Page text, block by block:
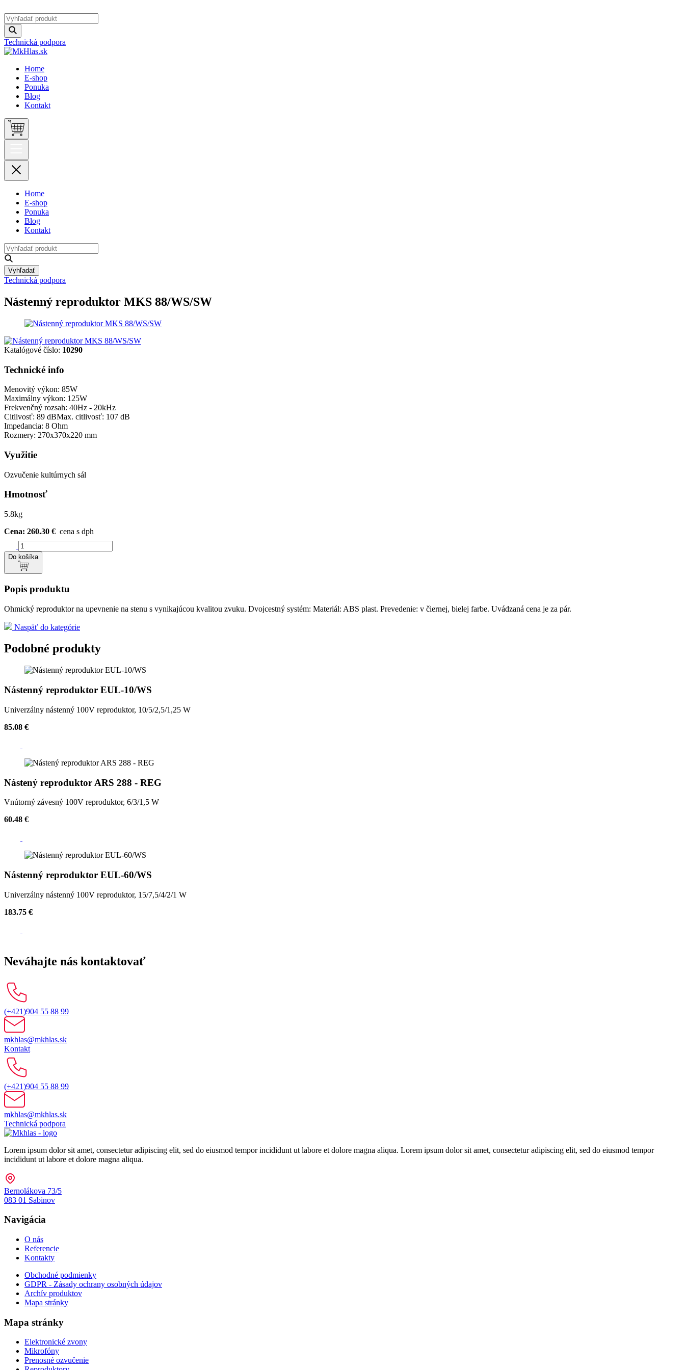
Technická podpora
Home
E-shop
Ponuka
Blog
Kontakt
Home
E-shop
Ponuka
Blog
Kontakt
Vyhľadať
Technická podpora
Nástenný reproduktor MKS 88/WS/SW
Katalógové číslo: 10290
Technické info
Menovitý výkon: 85W
Maximálny výkon: 125W
Frekvenčný rozsah: 40Hz - 20kHz
Citlivosť: 89 dBMax. citlivosť: 107 dB
Impedancia: 8 Ohm
Rozmery: 270x370x220 mm
Využitie
Ozvučenie kultúrnych sál
Hmotnosť
5.8kg
Cena: 260.30 € cena s dph
Do košíka
Popis produktu
Ohmický reproduktor na upevnenie na stenu s vynikajúcou kvalitou zvuku. Dvojcestný systém: Materiál: ABS plast. Prevedenie: v čiernej, bielej farbe. Uvádzaná cena je za pár.
Naspäť do kategórie
Podobné produkty
Nástenný reproduktor EUL-10/WS
Univerzálny nástenný 100V reproduktor, 10/5/2,5/1,25 W
85.08 €
Nástený reproduktor ARS 288 - REG
Vnútorný závesný 100V reproduktor, 6/3/1,5 W
60.48 €
Nástenný reproduktor EUL-60/WS
Univerzálny nástenný 100V reproduktor, 15/7,5/4/2/1 W
183.75 €
Neváhajte nás kontaktovať
(+421)904 55 88 99
mkhlas@mkhlas.sk
Kontakt
(+421)904 55 88 99
mkhlas@mkhlas.sk
Technická podpora
Lorem ipsum dolor sit amet, consectetur adipiscing elit, sed do eiusmod tempor incididunt ut labore et dolore magna aliqua. Lorem ipsum dolor sit amet, consectetur adipiscing elit, sed do eiusmod tempor
incididunt ut labore et dolore magna aliqua.
Bernolákova 73/5
083 01 Sabinov
Navigácia
O nás
Referencie
Kontakty
Obchodné podmienky
GDPR - Zásady ochrany osobných údajov
Archív produktov
Mapa stránky
Mapa stránky
Elektronické zvony
Mikrofóny
Prenosné ozvučenie